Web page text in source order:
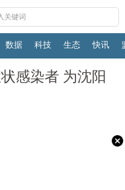
数据 科技 生态 快讯
感染者 为沈阳